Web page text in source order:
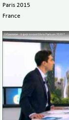
Paris 2015
France